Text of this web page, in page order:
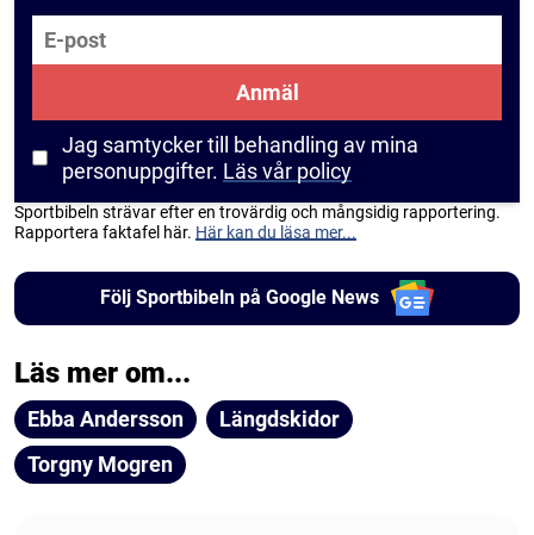
E-post
Anmäl
Jag samtycker till behandling av mina
personuppgifter. Läs vår policy
Sportbibeln strävar efter en trovärdig och mångsidig rapportering.
Rapportera faktafel här. Här kan du läsa mer...
Följ Sportbibeln på Google News
Läs mer om...
Ebba Andersson
Längdskidor
Torgny Mogren